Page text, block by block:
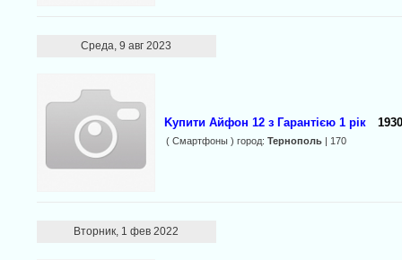
Среда, 9 авг 2023
Kyпити Айфон 12 з Гарантією 1 рік
( Смартфоны ) город: Тернополь| 170
Вторник, 1 фев 2022